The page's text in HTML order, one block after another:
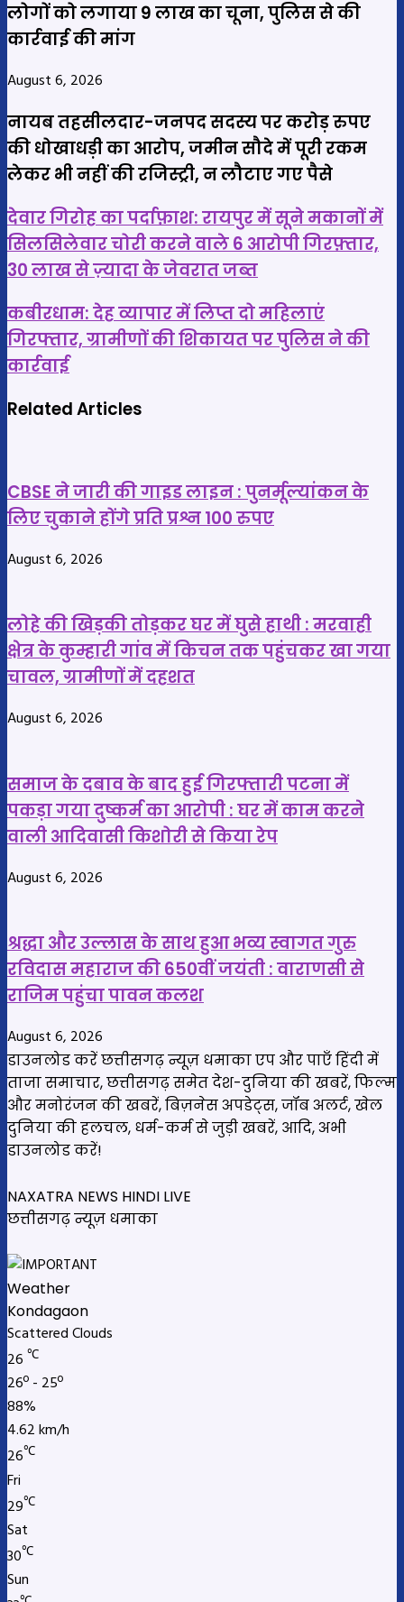
लोगों को लगाया 9 लाख का चूना, पुलिस से की
कार्रवाई की मांग
August 6, 2026
नायब तहसीलदार-जनपद सदस्य पर करोड़ रुपए
की धोखाधड़ी का आरोप, जमीन सौदे में पूरी रकम
लेकर भी नहीं की रजिस्ट्री, न लौटाए गए पैसे
देवार
गिरोह
का
रायपुर
में
सूने
मकानों
में
वाले
6
गिरफ़्तार,
लाख
से
ज़्यादा
के
जेवरात
जब्त
देवार गिरोह का पर्दाफ़ाश: रायपुर में सूने मकानों में
सिलसिलेवार चोरी करने वाले 6 आरोपी गिरफ़्तार,
30 लाख से ज़्यादा के जेवरात जब्त
कबीरधाम:
देह
व्यापार
में
लिप्त
ग्रामीणों
की
पर
ने
की
कार्रवाई
कबीरधाम: देह व्यापार में लिप्त दो महिलाएं
गिरफ्तार, ग्रामीणों की शिकायत पर पुलिस ने की
कार्रवाई
Related Articles
CBSE ने जारी की गाइड लाइन : पुनर्मूल्यांकन के
लिए चुकाने होंगे प्रति प्रश्न 100 रुपए
August 6, 2026
लोहे की खिड़की तोड़कर घर में घुसे हाथी : मरवाही
क्षेत्र के कुम्हारी गांव में किचन तक पहुंचकर खा गया
चावल, ग्रामीणों में दहशत
August 6, 2026
समाज के दबाव के बाद हुई गिरफ्तारी पटना में
पकड़ा गया दुष्कर्म का आरोपी : घर में काम करने
वाली आदिवासी किशोरी से किया रेप
August 6, 2026
श्रद्धा और उल्लास के साथ हुआ भव्य स्वागत गुरु
रविदास महाराज की 650वीं जयंती : वाराणसी से
राजिम पहुंचा पावन कलश
August 6, 2026
डाउनलोड करें छत्तीसगढ़ न्यूज़ धमाका एप और पाएँ हिंदी में
ताजा समाचार, छत्तीसगढ़ समेत देश-दुनिया की खबरें, फिल्म
और मनोरंजन की खबरें, बिज़नेस अपडेट्स, जॉब अलर्ट, खेल
दुनिया की हलचल, धर्म-कर्म से जुड़ी खबरें, आदि, अभी
डाउनलोड करें!
NAXATRA NEWS HINDI LIVE
छत्तीसगढ़ न्यूज़ धमाका
Weather
Kondagaon
Scattered Clouds
26 ℃
26º - 25º
88%
4.62 km/h
26℃
Fri
29℃
Sat
30℃
Sun